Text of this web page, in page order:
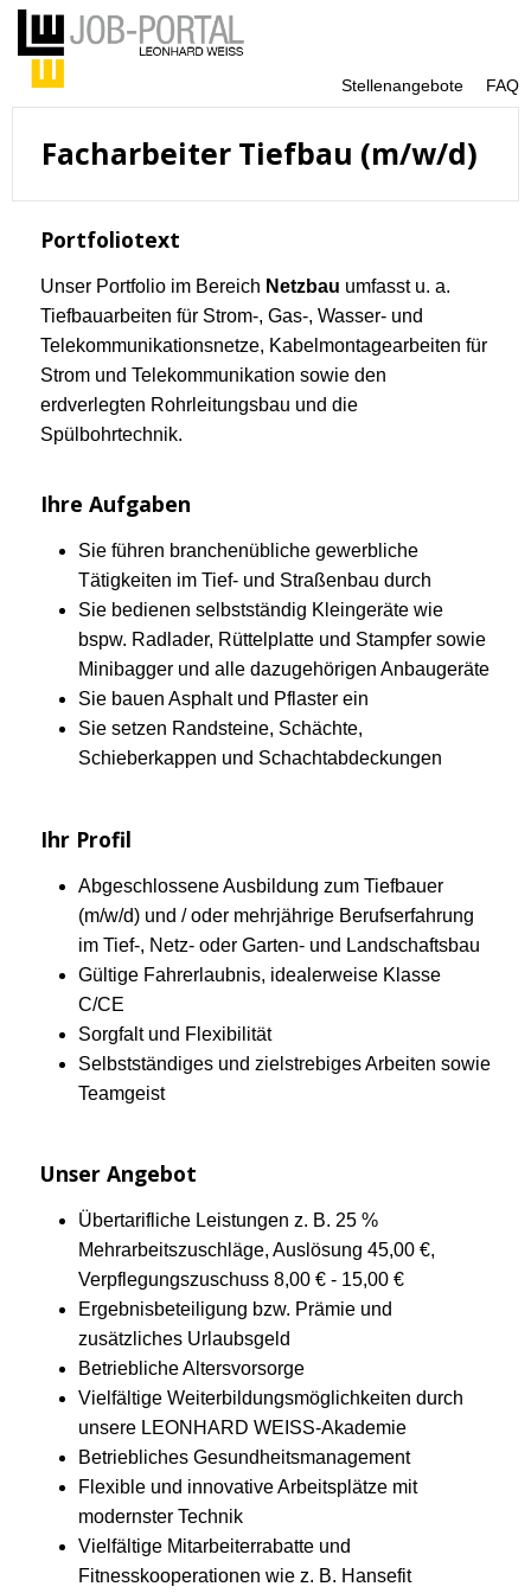
Stellenangebote FAQ
Facharbeiter Tiefbau (m/w/d)
Portfoliotext
Unser Portfolio im Bereich Netzbau umfasst u. a.
Tiefbauarbeiten für Strom-, Gas-, Wasser- und
Telekommunikationsnetze, Kabelmontagearbeiten für
Strom und Telekommunikation sowie den
erdverlegten Rohrleitungsbau und die
Spülbohrtechnik.
Ihre Aufgaben
Sie führen branchenübliche gewerbliche
Tätigkeiten im Tief- und Straßenbau durch
Sie bedienen selbstständig Kleingeräte wie
bspw. Radlader, Rüttelplatte und Stampfer sowie
Minibagger und alle dazugehörigen Anbaugeräte
Sie bauen Asphalt und Pflaster ein
Sie setzen Randsteine, Schächte,
Schieberkappen und Schachtabdeckungen
Ihr Profil
Abgeschlossene Ausbildung zum Tiefbauer
(m/w/d) und / oder mehrjährige Berufserfahrung
im Tief-, Netz- oder Garten- und Landschaftsbau
Gültige Fahrerlaubnis, idealerweise Klasse
C/CE
Sorgfalt und Flexibilität
Selbstständiges und zielstrebiges Arbeiten sowie
Teamgeist
Unser Angebot
Übertarifliche Leistungen z. B. 25 %
Mehrarbeitszuschläge, Auslösung 45,00 €,
Verpflegungszuschuss 8,00 € - 15,00 €
Ergebnisbeteiligung bzw. Prämie und
zusätzliches Urlaubsgeld
Betriebliche Altersvorsorge
Vielfältige Weiterbildungsmöglichkeiten durch
unsere LEONHARD WEISS-Akademie
Betriebliches Gesundheitsmanagement
Flexible und innovative Arbeitsplätze mit
modernster Technik
Vielfältige Mitarbeiterrabatte und
Fitnesskooperationen wie z. B. Hansefit